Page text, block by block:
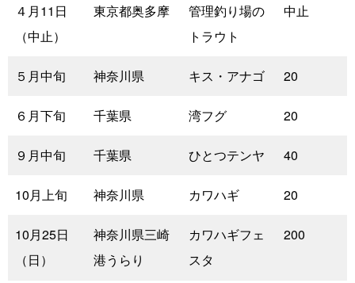
４月11日
（中止）
東京都奥多摩
管理釣り場の
トラウト
中止
５月中旬 神奈川県 キス・アナゴ 20
６月下旬 千葉県 湾フグ 20
９月中旬 千葉県 ひとつテンヤ 40
10月上旬 神奈川県 カワハギ 20
10月25日
（日）
神奈川県三崎
港うらり
カワハギフェ
スタ
200